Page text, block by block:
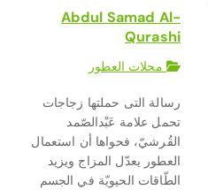
Abdul Samad Al-
Qurashi
محلات العطور
رسالة التى حملتها زجاجات
تحمل علامة عَبْدالصّمد
القُرشيّ، فحواها أن استعمال
العطور يعدّل المزاج ويزيد
الطّاقات الحيويّة في الجسم